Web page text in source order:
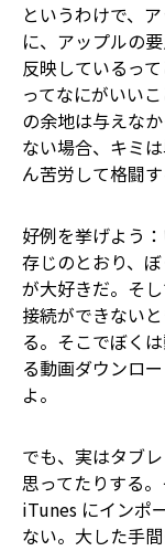
――というわけで
に、アップルの
反映しているっ
ってなにがいいこ
の余地は与えな
ない場合、キミ
ん苦労して格闘す
好例を挙げよう
存じのとおり、
が大好きだ。そ
接続ができない
る。そこでぼく
る――動画ダウン
よ。
でも、実はタブ
思ってたりする
iTunes にインポ
ない。大した手